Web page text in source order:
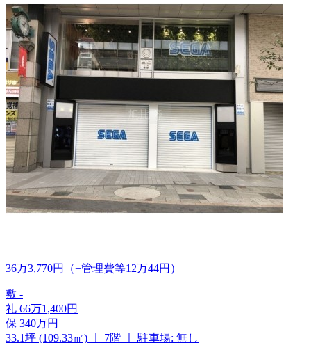
36万3,770円 （+管理費等12万44円 ）
敷 -
礼 66万1,400円
保 340万円
33.1坪 (109.33㎡)
7階 駐車場: 無し